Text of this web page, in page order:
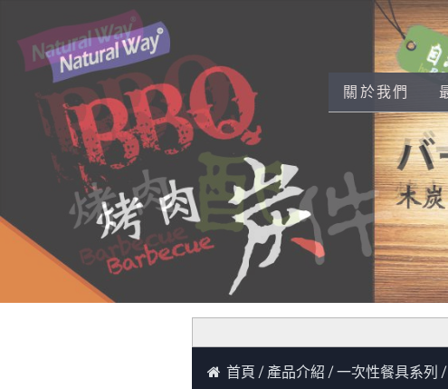
關於我們
首頁 產品介紹 一次性餐具系列